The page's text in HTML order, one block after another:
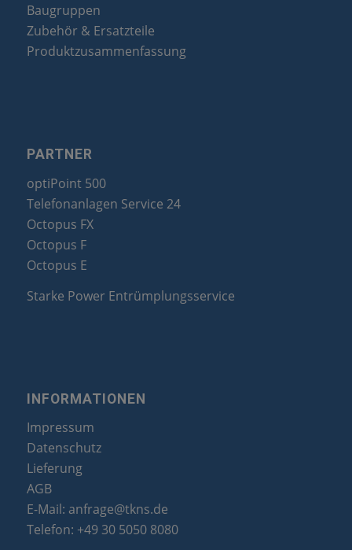
Baugruppen
Zubehör & Ersatzteile
Produktzusammenfassung
PARTNER
optiPoint 500
Telefonanlagen Service 24
Octopus FX
Octopus F
Octopus E
Starke Power Entrümplungsservice
INFORMATIONEN
Impressum
Datenschutz
Lieferung
AGB
E-Mail: anfrage@tkns.de
Telefon: +49 30 5050 8080